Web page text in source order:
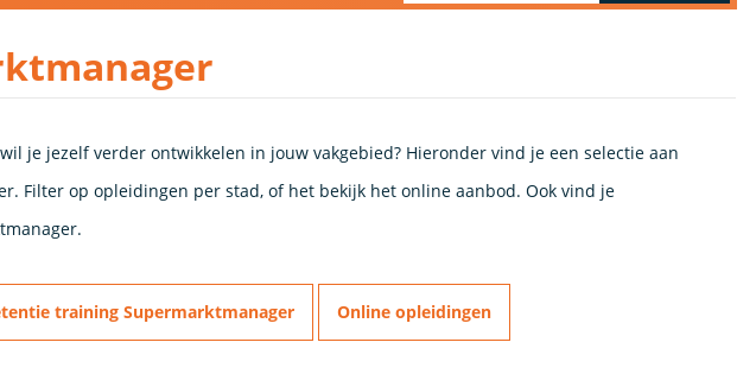
je jezelf verder ontwikkelen in jouw vakgebied? Hieronder vind je een selectie aan
Filter op opleidingen per stad, of het bekijk het online aanbod. Ook vind je
training Supermarktmanager Online opleidingen